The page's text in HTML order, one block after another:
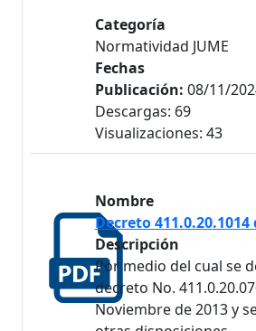
Categoría
Normatividad JUME
Fechas
Publicación: 08/11/
Descargas: 69
Visualizaciones: 43
Nombre
Decreto 411.0.20.1014
Descripción
Por medio del cual se
decreto No.
Noviembre de 2013 y